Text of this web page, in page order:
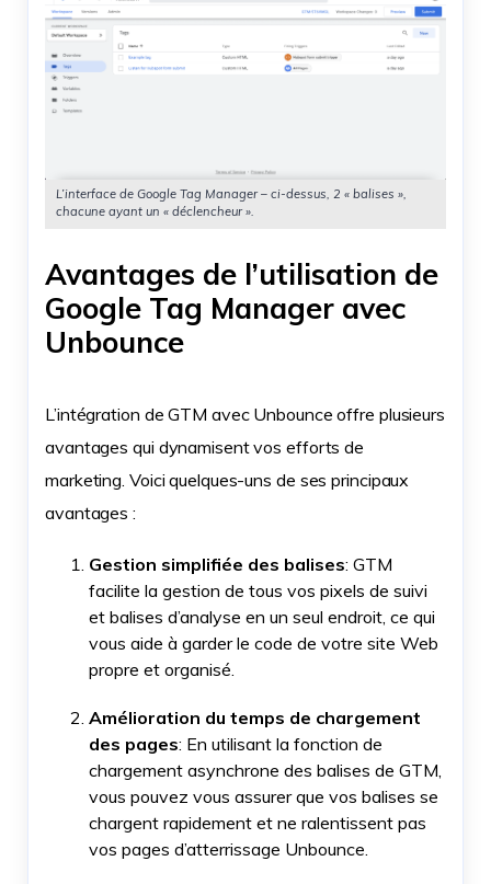
L’interface de Google Tag Manager – ci-dessus, 2 « balises »,
chacune ayant un « déclencheur ».
Avantages de l’utilisation de
Google Tag Manager avec
Unbounce
L’intégration de GTM avec Unbounce offre plusieurs
avantages qui dynamisent vos efforts de
marketing. Voici quelques-uns de ses principaux
avantages :
Gestion simplifiée des balises: GTM
facilite la gestion de tous vos pixels de suivi
et balises d’analyse en un seul endroit, ce qui
vous aide à garder le code de votre site Web
propre et organisé.
Amélioration du temps de chargement
des pages: En utilisant la fonction de
chargement asynchrone des balises de GTM,
vous pouvez vous assurer que vos balises se
chargent rapidement et ne ralentissent pas
vos pages d’atterrissage Unbounce.